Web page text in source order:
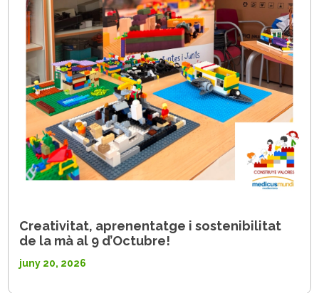
Creativitat, aprenentatge i sostenibilitat
de la mà al 9 d’Octubre!
juny 20, 2026